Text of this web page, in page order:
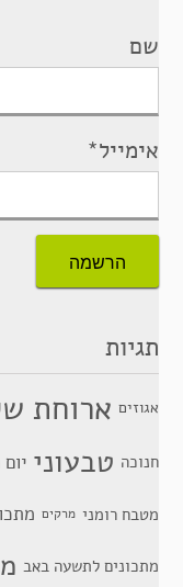
שם
אימייל*
תגיות
אגוזים ארוחת
חנוכה טבעוני
מטבח רומני מרקים
מתכונים לתשעה באב